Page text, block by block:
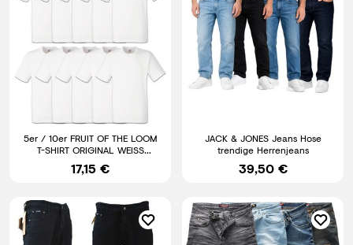
5er / 10er FRUIT OF THE LOOM
T-SHIRT ORIGINAL WEISS
HERREN SHIRT - S M L XL XXL
17,15 €
JACK & JONES Jeans Hose
trendige Herrenjeans
39,50 €